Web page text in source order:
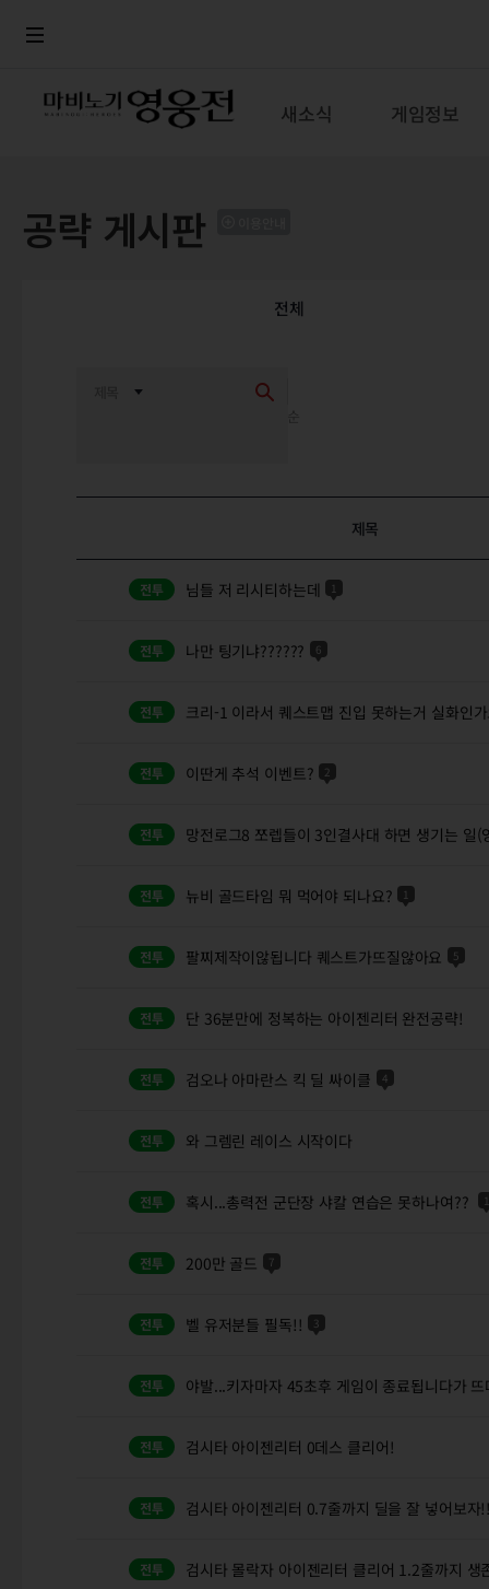
새소식 게임정보
공략 게시판
전체
제목
님들 저 리시티하는데 1
나만 팅기냐?????? 6
크리-1 이라서 퀘스트맵 진입 못하는거 실화인
이딴게 추석 이벤트? 2
망전로그8 쪼렙들이 3인결사대 하면 생기는 일(
뉴비 골드타임 뭐 먹어야 되나요? 1
팔찌제작이않됩니다 퀘스트가뜨질않아요 5
단 36분만에 정복하는 아이젠리터 완전공략!
검오나 아마란스 킥 딜 싸이클 4
와 그렘린 레이스 시작이다
혹시...총력전 군단장 샤칼 연습은 못하나여??
200만 골드 7
벨 유저분들 필독!! 3
야발...키자마자 45초후 게임이 종료됩니다가 뜨
검시타 아이젠리터 0데스 클리어!
검시타 아이젠리터 0.7줄까지 딜을 잘 넣어보자
검시타 몰락자 아이젠리터 클리어 1.2줄까지 생